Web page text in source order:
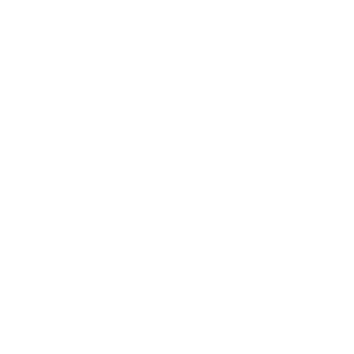
формирующейся отрасли